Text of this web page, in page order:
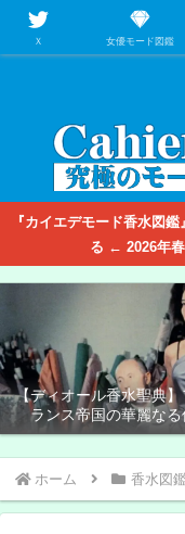
【映画/音楽の中のファッシ
パレ
『カイエデモード香水図
る ← 2026年春
【ゲラン香水聖典】す
りの道はゲランに
【ディオール香水聖典
ランス帝国の華麗なる
ホーム 香水図鑑
Ｘ 女優モード図鑑